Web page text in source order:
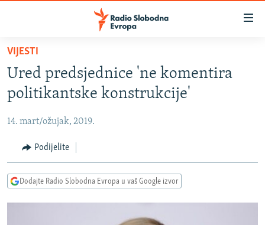
Pređite
glavni
sadržaj
Pređite
na
navigaciju
Pređite
na
VIJESTI
BOSNA I HERCEGOVINA
SRBIJA
KOSOVO
CRNA GORA
VIDEO
PODCASTI
VIJESTI
Ured predsjednice 'ne komentira
politikantske konstrukcije'
14. mart/ožujak, 2019.
Podijelite
Dodajte Radio Slobodna Evropa u vaš Google izvor